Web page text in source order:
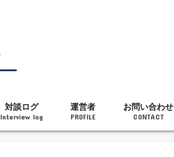
対談ログ
Interview log
運営者
PROFILE
お問い合わせ
CONTACT